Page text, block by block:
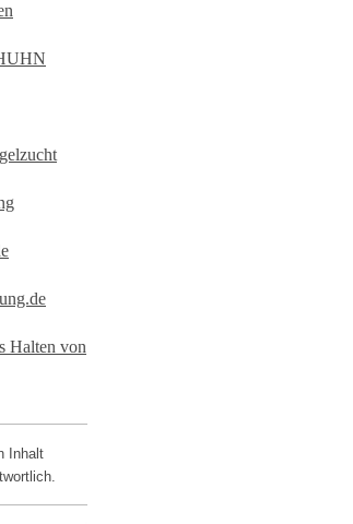
Halten von
Inhalt